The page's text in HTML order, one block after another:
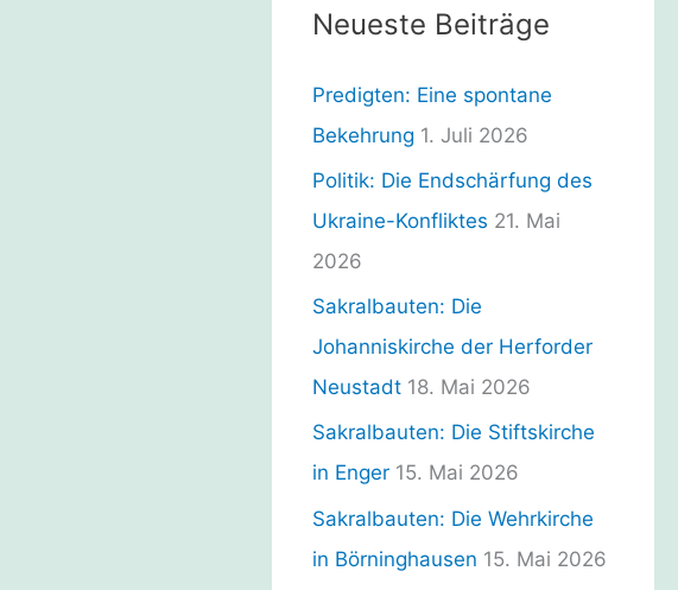
r
i
Neueste Beiträge
Predigten: Eine spontane
Bekehrung 1. Juli 2026
Politik: Die Endschärfung des
Ukraine-Konfliktes 21. Mai
2026
Sakralbauten: Die
Johanniskirche der Herforder
Neustadt 18. Mai 2026
Sakralbauten: Die Stiftskirche
in Enger 15. Mai 2026
Sakralbauten: Die Wehrkirche
in Börninghausen 15. Mai 2026